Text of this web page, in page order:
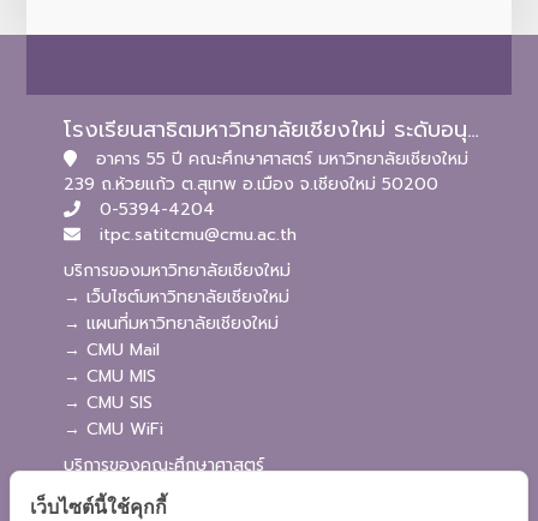
โรงเรียนสาธิตมหาวิทยาลัยเชียงใหม่ ระดับอนุบาลและประถมศึกษา
อาคาร 55 ปี คณะศึกษาศาสตร์ มหาวิทยาลัยเชียงใหม่
239 ถ.ห้วยแก้ว ต.สุเทพ อ.เมือง จ.เชียงใหม่ 50200
0-5394-4204
itpc.satitcmu@cmu.ac.th
บริการของมหาวิทยาลัยเชียงใหม่
→ เว็บไซต์มหาวิทยาลัยเชียงใหม่
→ แผนที่มหาวิทยาลัยเชียงใหม่
→ CMU Mail
→ CMU MIS
→ CMU SIS
→ CMU WiFi
บริการของคณะศึกษาศาสตร์
→ เว็บไซต์คณะศึกษาศาสตร์
เว็บไซต์นี้ใช้คุกกี้